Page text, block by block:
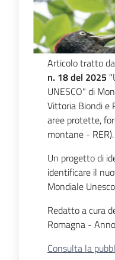
Articolo tratto
n. 18 del 2025
UNESCO" di
Vittoria Biondi e
aree protette,
montane - RER).
Un progetto di
identificare il
Mondiale
Redatto a cura
Romagna -
Consulta la